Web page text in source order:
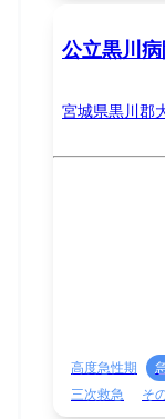
公立黒川
宮城県黒川郡
高度急性期
三次救急
そ